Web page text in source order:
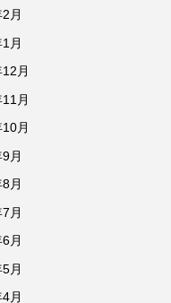
月
月
月
月
月
月
月
月
月
月
月